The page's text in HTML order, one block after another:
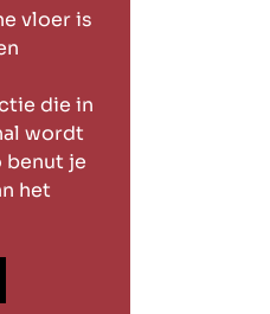
vloer is
die in
wordt
benut je
het